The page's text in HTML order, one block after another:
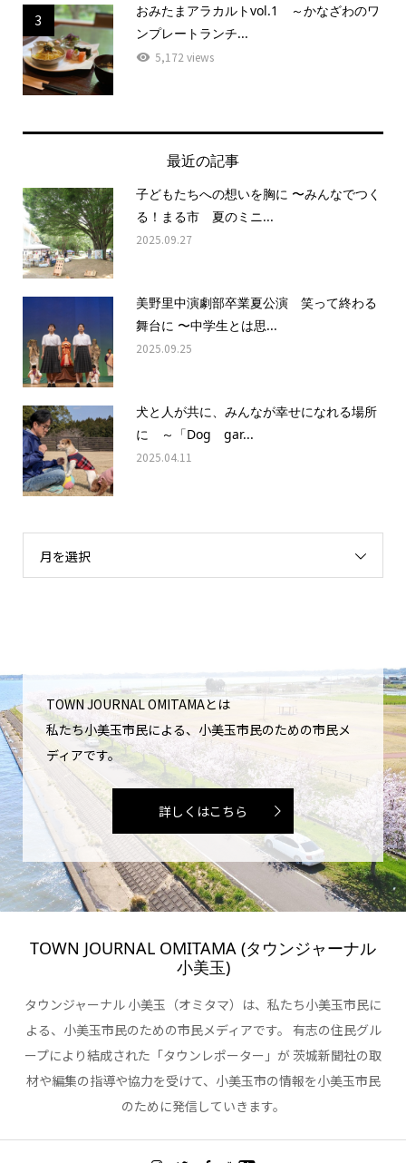
3
おみたまアラカルトvol.1 ～かなざわのワ
ンプレートランチ...
5,172 views
最近の記事
子どもたちへの想いを胸に 〜みんなでつく
る！まる市 夏のミニ...
2025.09.27
美野里中演劇部卒業夏公演 笑って終わる
舞台に 〜中学生とは思...
2025.09.25
犬と人が共に、みんなが幸せになれる場所
に ～「Dog gar...
2025.04.11
月を選択
TOWN JOURNAL OMITAMAとは
私たち小美玉市民による、小美玉市民のための市民メ
ディアです。
詳しくはこちら
TOWN JOURNAL OMITAMA (タウンジャーナル
小美玉)
タウンジャーナル 小美玉（オミタマ）は、私たち小美玉市民に
よる、小美玉市民のための市民メディアです。 有志の住民グル
ープにより結成された「タウンレポーター」が 茨城新聞社の取
材や編集の指導や協力を受けて、小美玉市の情報を小美玉市民
のために発信していきます。